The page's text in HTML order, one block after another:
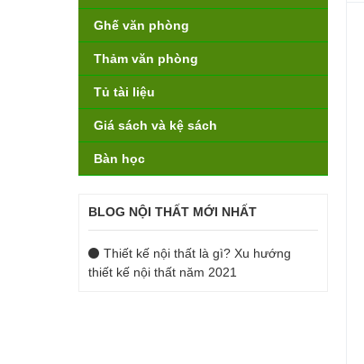
Ghế văn phòng
Thảm văn phòng
Tủ tài liệu
Giá sách và kệ sách
Bàn học
BLOG NỘI THẤT MỚI NHẤT
Thiết kế nội thất là gì? Xu hướng
thiết kế nội thất năm 2021